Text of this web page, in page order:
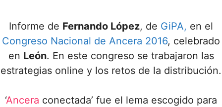
Informe de Fernando López, de GiPA, en el
Congreso Nacional de Ancera 2016, celebrado
en León. En este congreso se trabajaron las
estrategias online y los retos de la distribución.
‘Ancera conectada’ fue el lema escogido para